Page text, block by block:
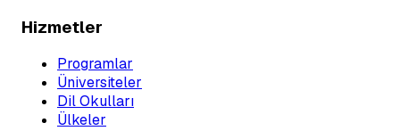
Hizmetler
Programlar
Üniversiteler
Dil Okulları
Ülkeler